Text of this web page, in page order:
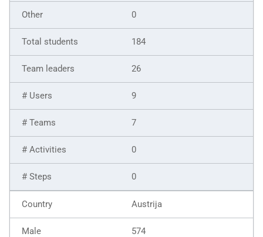
0
184
26
9
7
0
0
Austrija
574